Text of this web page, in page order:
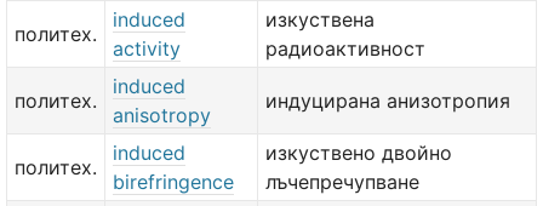
политех.
induced
activity
изкуствена
радиоактивност
политех.
induced
anisotropy
индуцирана анизотропия
политех.
induced
birefringence
изкуствено двойно
лъчепречупване